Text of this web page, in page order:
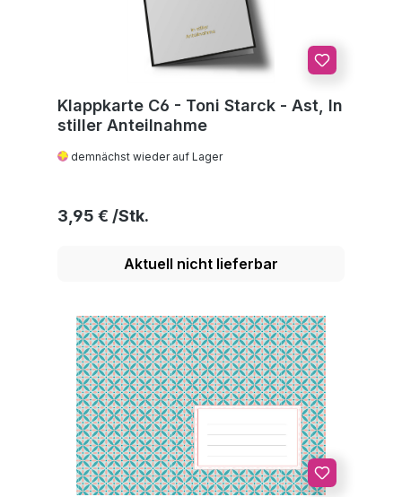
Klappkarte C6 - Toni Starck - Ast, In
stiller Anteilnahme
demnächst wieder auf Lager
Regulärer Preis:
3,95 €
Aktuell nicht lieferbar